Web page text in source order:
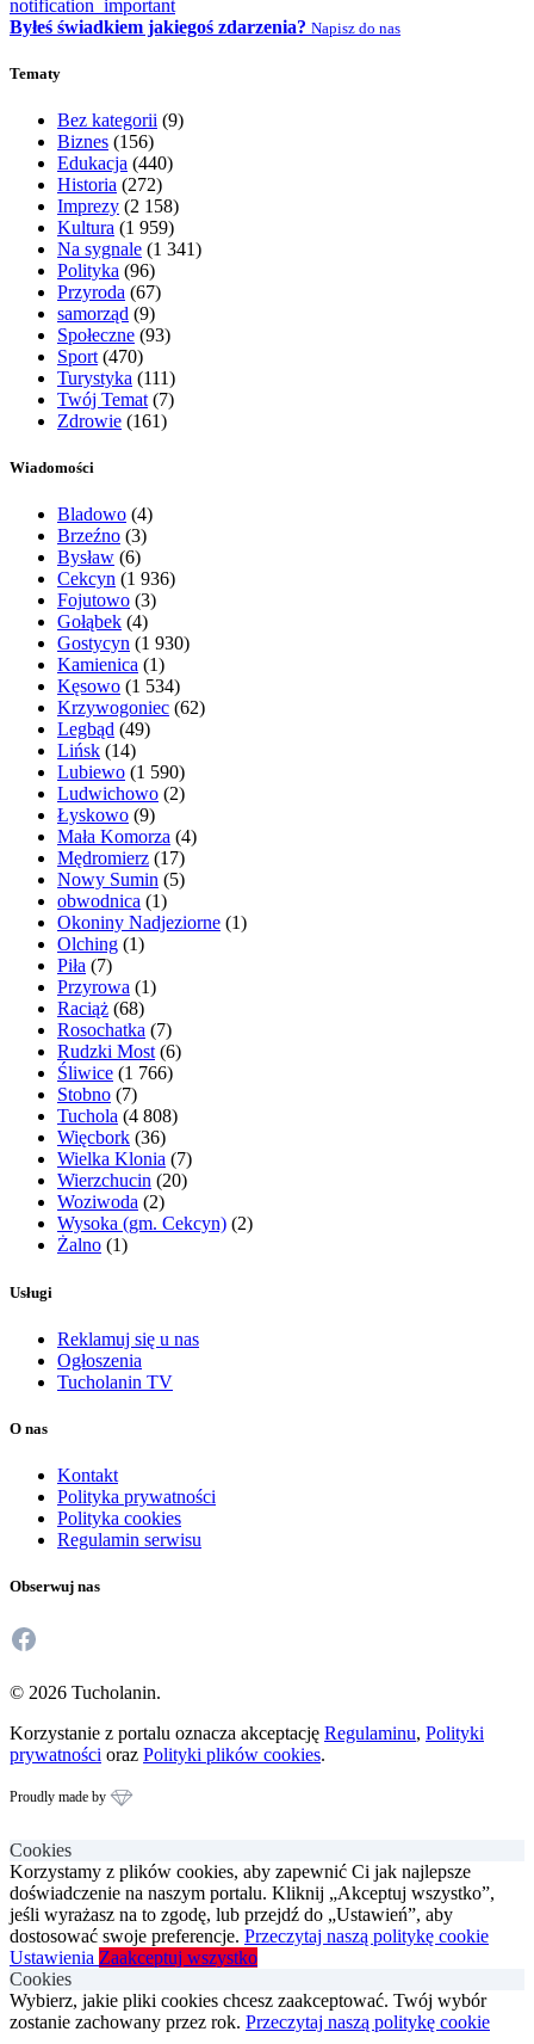
notification_important
Byłeś świadkiem jakiegoś zdarzenia? Napisz do nas
Tematy
Bez kategorii (9)
Biznes (156)
Edukacja (440)
Historia (272)
Imprezy (2 158)
Kultura (1 959)
Na sygnale (1 341)
Polityka (96)
Przyroda (67)
samorząd (9)
Społeczne (93)
Sport (470)
Turystyka (111)
Twój Temat (7)
Zdrowie (161)
Wiadomości
Bladowo (4)
Brzeźno (3)
Bysław (6)
Cekcyn (1 936)
Fojutowo (3)
Gołąbek (4)
Gostycyn (1 930)
Kamienica (1)
Kęsowo (1 534)
Krzywogoniec (62)
Legbąd (49)
Lińsk (14)
Lubiewo (1 590)
Ludwichowo (2)
Łyskowo (9)
Mała Komorza (4)
Mędromierz (17)
Nowy Sumin (5)
obwodnica (1)
Okoniny Nadjeziorne (1)
Olching (1)
Piła (7)
Przyrowa (1)
Raciąż (68)
Rosochatka (7)
Rudzki Most (6)
Śliwice (1 766)
Stobno (7)
Tuchola (4 808)
Więcbork (36)
Wielka Klonia (7)
Wierzchucin (20)
Woziwoda (2)
Wysoka (gm. Cekcyn) (2)
Żalno (1)
Usługi
Reklamuj się u nas
Ogłoszenia
Tucholanin TV
O nas
Kontakt
Polityka prywatności
Polityka cookies
Regulamin serwisu
Obserwuj nas
Facebook
© 2026 Tucholanin.
Korzystanie z portalu oznacza akceptację Regulaminu, Polityki
prywatności oraz Polityki plików cookies.
Proudly made by
Cookies
Korzystamy z plików cookies, aby zapewnić Ci jak najlepsze
doświadczenie na naszym portalu. Kliknij „Akceptuj wszystko”,
jeśli wyrażasz na to zgodę, lub przejdź do „Ustawień”, aby
dostosować swoje preferencje. Przeczytaj naszą politykę cookie
Ustawienia Zaakceptuj wszystko
Cookies
Wybierz, jakie pliki cookies chcesz zaakceptować. Twój wybór
zostanie zachowany przez rok. Przeczytaj naszą politykę cookie